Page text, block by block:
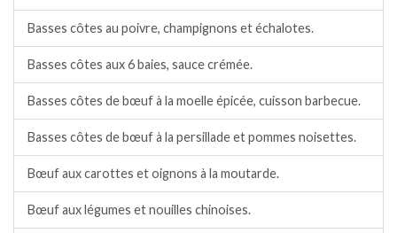
Basses côtes au poivre, champignons et échalotes.
Basses côtes aux 6 baies, sauce crémée.
Basses côtes de bœuf à la moelle épicée, cuisson barbecue.
Basses côtes de bœuf à la persillade et pommes noisettes.
Bœuf aux carottes et oignons à la moutarde.
Bœuf aux légumes et nouilles chinoises.